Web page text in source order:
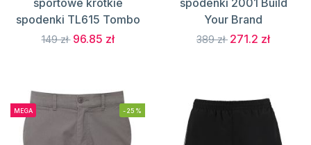
spodenki TL615 Tombo
149 zł 96.85 zł
Your Brand
389 zł 271.2 zł
MEGA -25%